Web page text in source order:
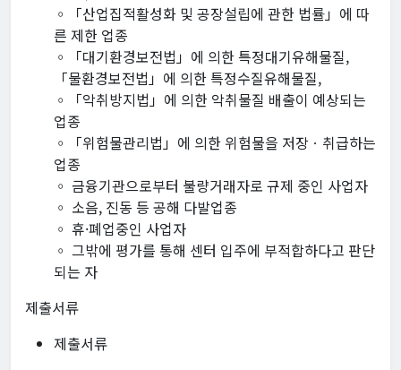
◦「산업집적활성화 및 공장설립에 관한 법률」에 따
른 제한 업종
◦「대기환경보전법」에 의한 특정대기유해물질,
「물환경보전법」에 의한 특정수질유해물질,
◦「악취방지법」에 의한 악취물질 배출이 예상되는
업종
◦「위험물관리법」에 의한 위험물을 저장ㆍ취급하는
업종
◦ 금융기관으로부터 불량거래자로 규제 중인 사업자
◦ 소음, 진동 등 공해 다발업종
◦ 휴·폐업중인 사업자
◦ 그밖에 평가를 통해 센터 입주에 부적합하다고 판단
되는 자
제출서류
제출서류